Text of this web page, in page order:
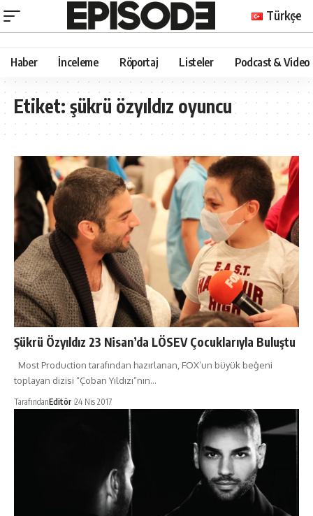
Türkçe
Haber İnceleme Röportaj Listeler Podcast & Video
Etiket:şükrü özyıldız oyuncu
Şükrü Özyıldız 23 Nisan’da LÖSEV Çocuklarıyla Buluştu
Most Production tarafından hazırlanan, FOX’un büyük beğeni
toplayan dizisi “Çoban Yıldızı”nın…
TarafındanEditör 24 Nis 2017